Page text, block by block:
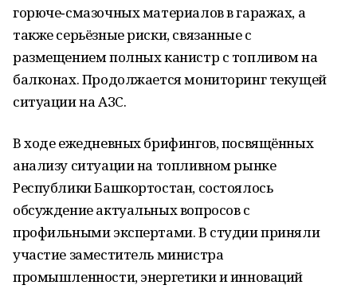
горюче‑смазочных материалов в гаражах, а
также серьёзные риски, связанные с
размещением полных канистр с топливом на
балконах. Продолжается мониторинг текущей
ситуации на АЗС.
В ходе ежедневных брифингов, посвящённых
анализу ситуации на топливном рынке
Республики Башкортостан, состоялось
обсуждение актуальных вопросов с
профильными экспертами. В студии приняли
участие заместитель министра
промышленности, энергетики и инноваций